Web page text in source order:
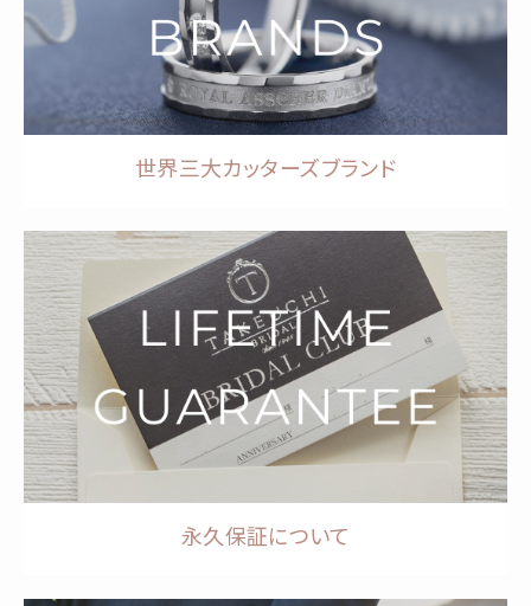
世界三大カッターズブランド
永久保証について